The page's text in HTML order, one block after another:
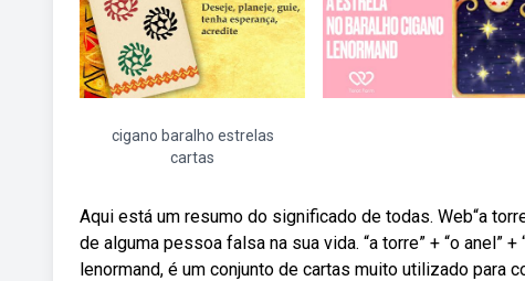
cigano baralho estrelas
cartas
Aqui está um resumo do significado de todas. Web“a
de alguma pessoa falsa na sua vida. “a torre” + “o anel”
lenormand, é um conjunto de cartas muito utilizado para